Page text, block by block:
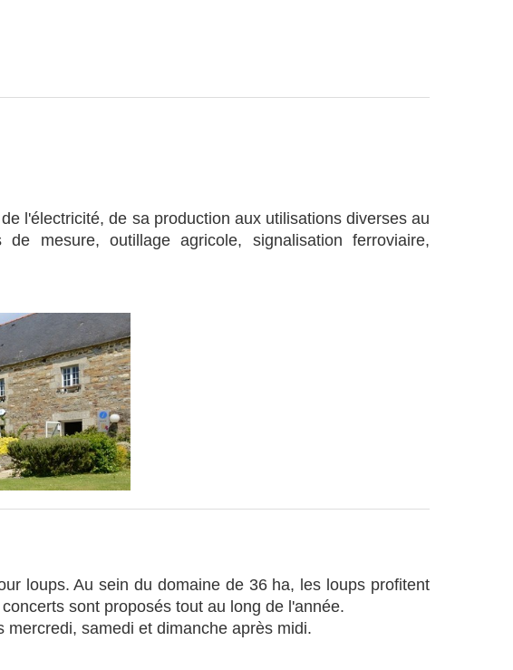
l'électricité, de sa production aux utilisations diverses au
mesure, outillage agricole, signalisation ferroviaire,
loups. Au sein du domaine de 36 ha, les loups profitent
sont proposés tout au long de l'année.
samedi et dimanche après midi.